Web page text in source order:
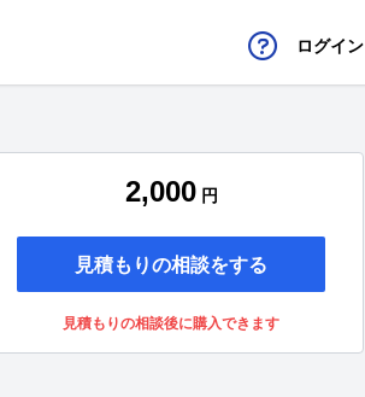
ログイン
2,000 円
見積もりの相談をする
見積もりの相談後に購入できます